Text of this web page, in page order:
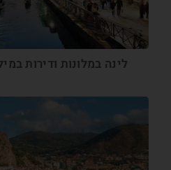
לינה במלונות ודירות